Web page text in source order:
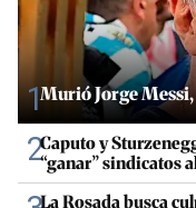
1Murió Jorge
2Caputo y
“ganar” sindicatos
La Rosada busca